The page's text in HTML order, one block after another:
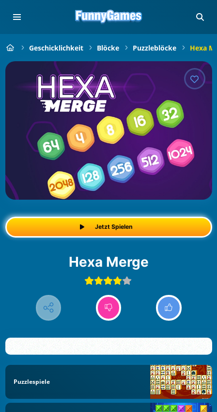
Geschicklichkeit Blöcke Puzzleblöcke Hexa
Jetzt Spielen
Hexa Merge
Puzzlespiele